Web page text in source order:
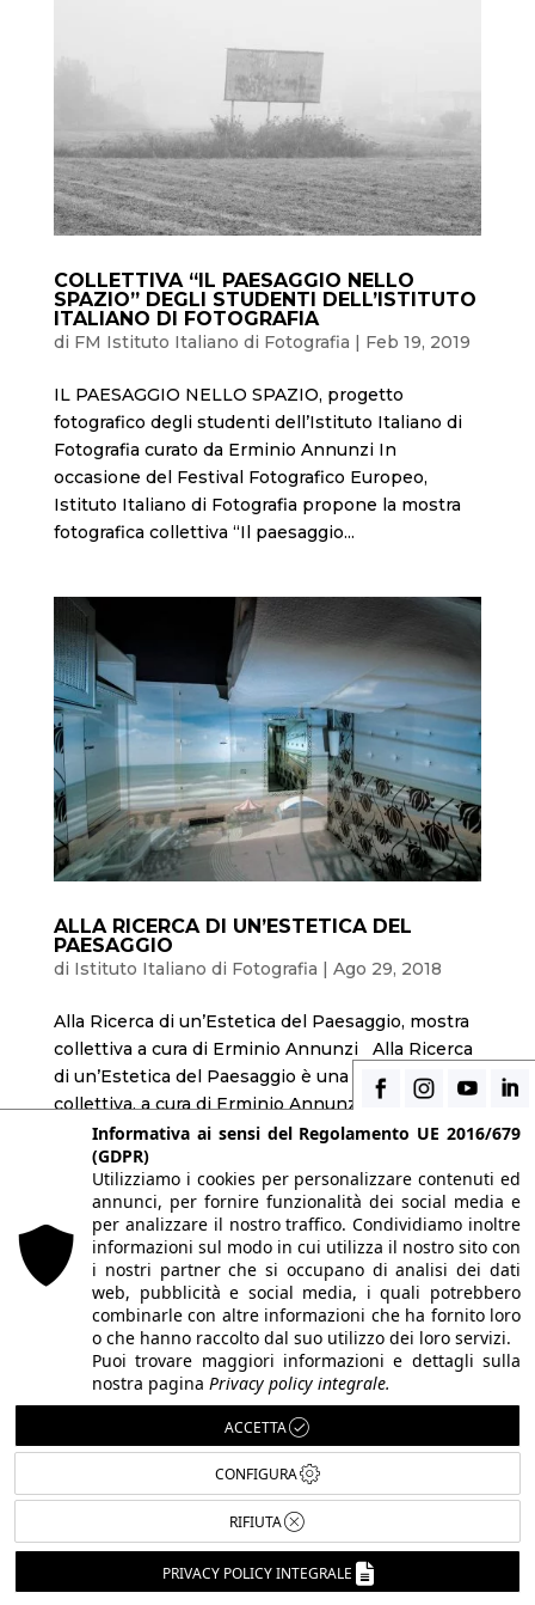
COLLETTIVA “IL PAESAGGIO NELLO
SPAZIO” DEGLI STUDENTI DELL’ISTITUTO
ITALIANO DI FOTOGRAFIA
di FM Istituto Italiano di Fotografia | Feb 19, 2019
IL PAESAGGIO NELLO SPAZIO, progetto
fotografico degli studenti dell’Istituto Italiano di
Fotografia curato da Erminio Annunzi In
occasione del Festival Fotografico Europeo,
Istituto Italiano di Fotografia propone la mostra
fotografica collettiva “Il paesaggio...
ALLA RICERCA DI UN’ESTETICA DEL
PAESAGGIO
di Istituto Italiano di Fotografia | Ago 29, 2018
Alla Ricerca di un’Estetica del Paesaggio, mostra
collettiva a cura di Erminio Annunzi Alla Ricerca
di un’Estetica del Paesaggio è una mostra
collettiva, a cura di Erminio Annunzi, ospitata a
Villa Pomini a Castellanza (VA) dal 18 marzo al 30
aprile...
TECNICA E CREATIVITÀ – LE DUE FACCE
Informativa ai sensi del Regolamento UE 2016/679
(GDPR)
Utilizziamo i cookies per personalizzare contenuti ed
annunci, per fornire funzionalità dei social media e
per analizzare il nostro traffico. Condividiamo inoltre
informazioni sul modo in cui utilizza il nostro sito con
i nostri partner che si occupano di analisi dei dati
web, pubblicità e social media, i quali potrebbero
combinarle con altre informazioni che ha fornito loro
o che hanno raccolto dal suo utilizzo dei loro servizi.
Puoi trovare maggiori informazioni e dettagli sulla
nostra pagina Privacy policy integrale.
ACCETTA
CONFIGURA
RIFIUTA
PRIVACY POLICY INTEGRALE